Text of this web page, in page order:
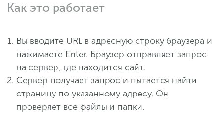
Как это работает
Вы вводите URL в адресную строку браузера и
нажимаете Enter. Браузер отправляет запрос
на сервер, где находится сайт.
Сервер получает запрос и пытается найти
страницу по указанному адресу. Он
проверяет все файлы и папки.